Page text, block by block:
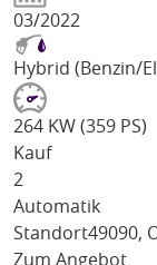
03/2022
Hybrid (Benzin/
264 KW (359 PS)
Kauf
2
Automatik
Standort49090,
Zum Angebot